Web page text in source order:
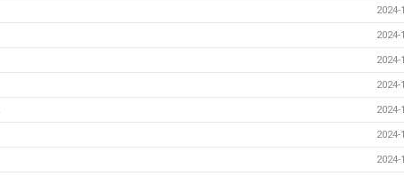
2024-
2024-
2024-
2024-
2024-
2024-
2024-